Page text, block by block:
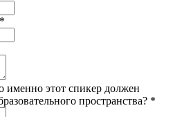
именно этот спикер должен
пространства? *